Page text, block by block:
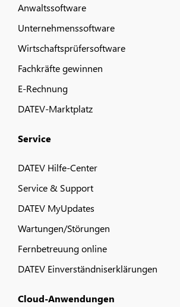
Anwaltssoftware
Unternehmenssoftware
Wirtschaftsprüfersoftware
Fachkräfte gewinnen
E-Rechnung
DATEV-Marktplatz
Service
DATEV Hilfe-Center
Service & Support
DATEV MyUpdates
Wartungen/Störungen
Fernbetreuung online
DATEV Einverständniserklärungen
Cloud-Anwendungen